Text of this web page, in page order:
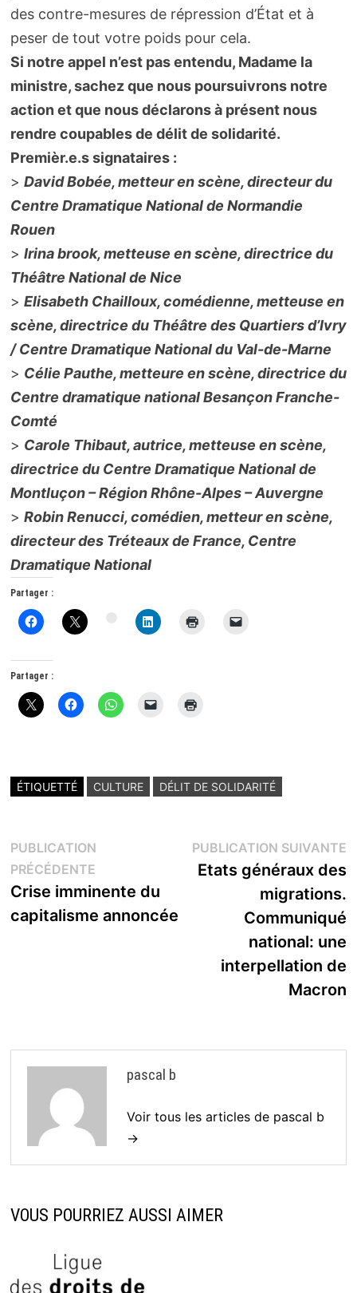
des contre-mesures de répression d’État et à
peser de tout votre poids pour cela.
Si notre appel n’est pas entendu, Madame la
ministre, sachez que nous poursuivrons notre
action et que nous déclarons à présent nous
rendre coupables de délit de solidarité.
Premièr.e.s signataires :
> David Bobée, metteur en scène, directeur du
Centre Dramatique National de Normandie
Rouen
> Irina brook, metteuse en scène, directrice du
Théâtre National de Nice
> Elisabeth Chailloux, comédienne, metteuse en
scène, directrice du Théâtre des Quartiers d’Ivry
/ Centre Dramatique National du Val-de-Marne
> Célie Pauthe, metteure en scène, directrice du
Centre dramatique national Besançon Franche-
Comté
> Carole Thibaut, autrice, metteuse en scène,
directrice du Centre Dramatique National de
Montluçon – Région Rhône-Alpes – Auvergne
> Robin Renucci, comédien, metteur en scène,
directeur des Tréteaux de France, Centre
Dramatique National
Partager :
Partager :
ÉTIQUETTÉ CULTURE DÉLIT DE SOLIDARITÉ
Navigation
de
l’article
PUBLICATION
PRÉCÉDENTEPublication
précédente :
Crise imminente du
capitalisme annoncée
PUBLICATION SUIVANTE
Etats généraux des
migrations.
Communiqué
national: une
interpellation de
Macron
pascal b
Voir tous les articles de pascal b
→
VOUS POURRIEZ AUSSI AIMER